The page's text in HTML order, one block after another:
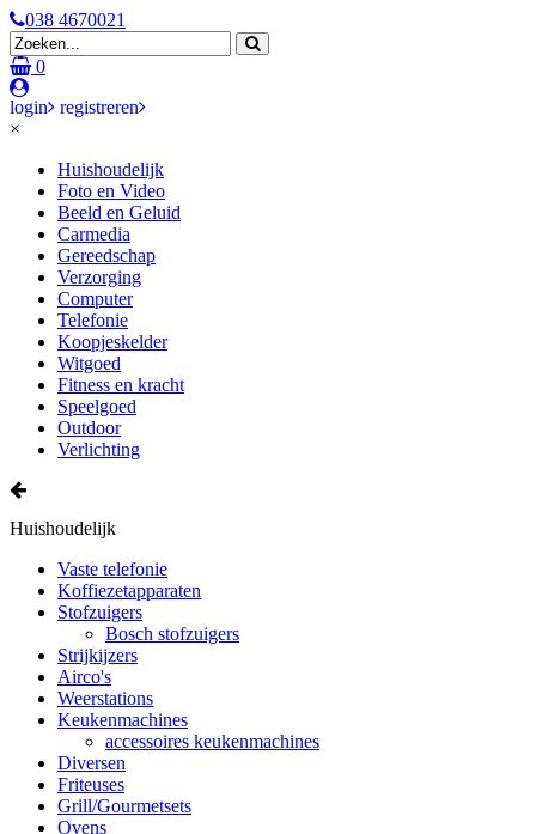
038 4670021
0
login
registreren
×
Huishoudelijk
Foto en Video
Beeld en Geluid
Carmedia
Gereedschap
Verzorging
Computer
Telefonie
Koopjeskelder
Witgoed
Fitness en kracht
Speelgoed
Outdoor
Verlichting
Huishoudelijk
Vaste telefonie
Koffiezetapparaten
Stofzuigers
Bosch stofzuigers
Strijkijzers
Airco's
Weerstations
Keukenmachines
accessoires keukenmachines
Diversen
Friteuses
Grill/Gourmetsets
Ovens